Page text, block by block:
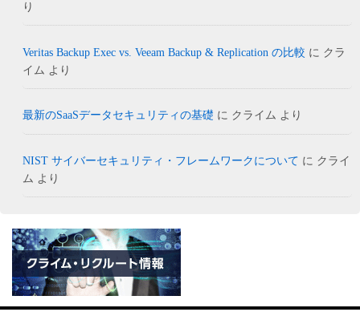
り
Veritas Backup Exec vs. Veeam Backup & Replication の比較 に クラ
イム より
最新のSaaSデータセキュリティの基礎 に クライム より
NIST サイバーセキュリティ・フレームワークについて に クライ
ム より